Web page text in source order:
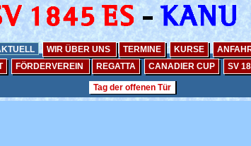
WIR ÜBER UNS TERMINE KURSE
FÖRDERVEREIN REGATTA CANADIER CUP SV
Tag der offenen Tür